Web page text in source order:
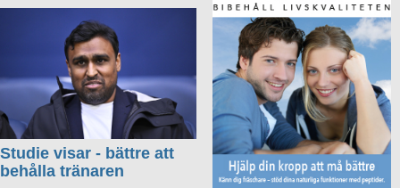
Studie visar - bättre att
behålla tränaren